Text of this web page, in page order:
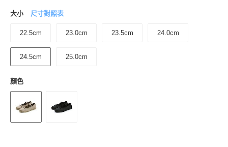
大小 尺寸對照表
22.5cm 23.0cm 23.5cm 24.0cm
24.5cm 25.0cm
顏色